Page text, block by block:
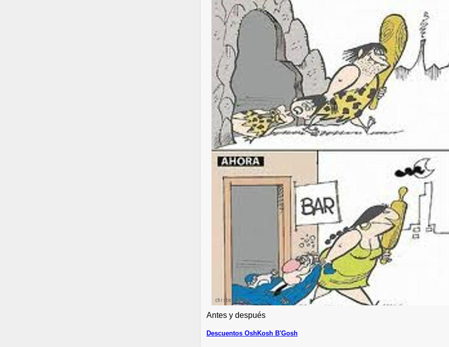
Antes y después
Descuentos OshKosh B'Gosh